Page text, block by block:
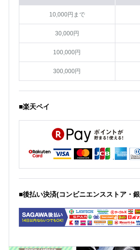
10,000円まで
30,000円
100,000円
300,000円
■楽天ペイ
■後払い決済(コンビニエンスストア・